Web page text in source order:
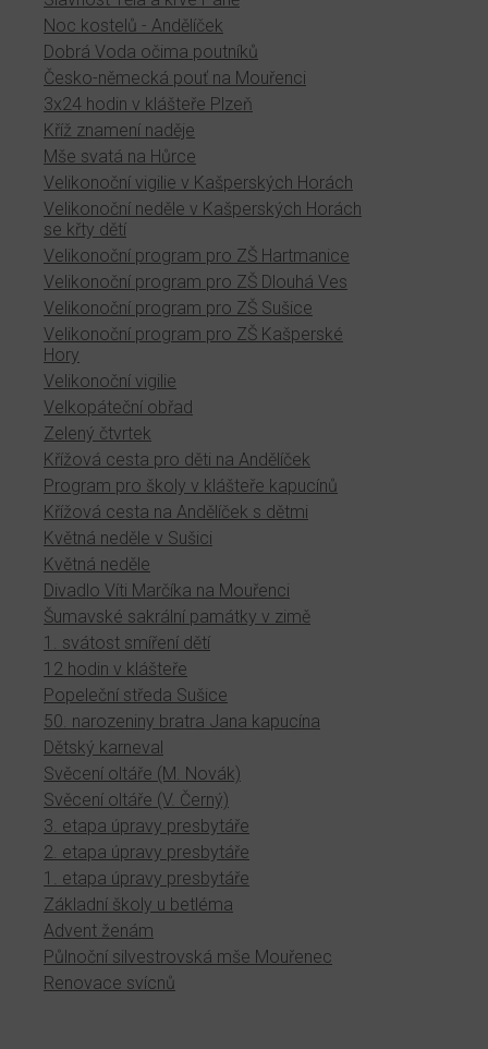
Noc kostelů - Andělíček
Dobrá Voda očima poutníků
Česko-německá pouť na Mouřenci
3x24 hodin v klášteře Plzeň
Kříž znamení naděje
Mše svatá na Hůrce
Velikonoční vigilie v Kašperských Horách
Velikonoční neděle v Kašperských Horách
se křty dětí
Velikonoční program pro ZŠ Hartmanice
Velikonoční program pro ZŠ Dlouhá Ves
Velikonoční program pro ZŠ Sušice
Velikonoční program pro ZŠ Kašperské
Hory
Velikonoční vigilie
Velkopáteční obřad
Zelený čtvrtek
Křížová cesta pro děti na Andělíček
Program pro školy v klášteře kapucínů
Křížová cesta na Andělíček s dětmi
Květná neděle v Sušici
Květná neděle
Divadlo Víti Marčíka na Mouřenci
Šumavské sakrální památky v zimě
1. svátost smíření dětí
12 hodin v klášteře
Popeleční středa Sušice
50. narozeniny bratra Jana kapucína
Dětský karneval
Svěcení oltáře (M. Novák)
Svěcení oltáře (V. Černý)
3. etapa úpravy presbytáře
2. etapa úpravy presbytáře
1. etapa úpravy presbytáře
Základní školy u betléma
Advent ženám
Půlnoční silvestrovská mše Mouřenec
Renovace svícnů